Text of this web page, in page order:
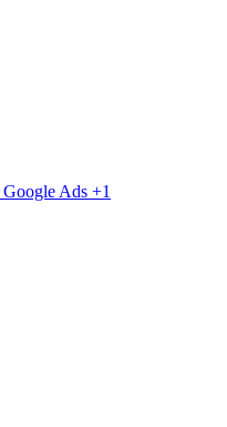
Google Ads +1